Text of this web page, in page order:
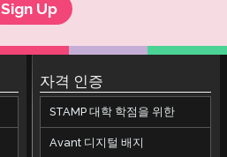
Sign Up
자격 인증
STAMP 대학 학점을 위한
Avant 디지털 배지